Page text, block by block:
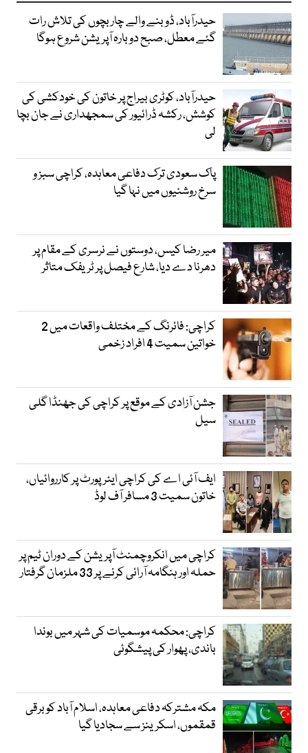
حیدرآباد، ڈوبنے والے چار بچوں کی تلاش رات
گئے معطل، صبح دوبارہ آپریشن شروع ہوگا
حیدرآباد، کوٹری بیراج پر خاتون کی خودکشی کی
کوشش، رکشہ ڈرائیور کی سمجھداری نے جان بچا
لی
پاک سعودی ترک دفاعی معاہدہ، کراچی سبز و
سرخ روشنیوں میں نہا گیا
میر رضا کیس، دوستوں نے نرسری کے مقام پر
دھرنا دے دیا، شارع فیصل پر ٹریفک متاثر
کراچی: فائرنگ کے مختلف واقعات میں 2
خواتین سمیت 4 افراد زخمی
جشن آزادی کے موقع پر کراچی کی جھنڈا گلی
سیل
ایف آئی اے کی کراچی ایئرپورٹ پر کارروائیاں،
خاتون سمیت 3 مسافر آف لوڈ
کراچی میں انکروچمنٹ آپریشن کے دوران ٹیم پر
حملہ اور ہنگامہ آرائی کرنے پر 33 ملزمان گرفتار
کراچی: محکمہ موسمیات کی شہر میں بوندا
باندی، پھوار کی پیشگوئی
مکہ مشترکہ دفاعی معاہدہ، اسلام آباد کو برقی
قمقموں، اسکرینز سے سجادیا گیا